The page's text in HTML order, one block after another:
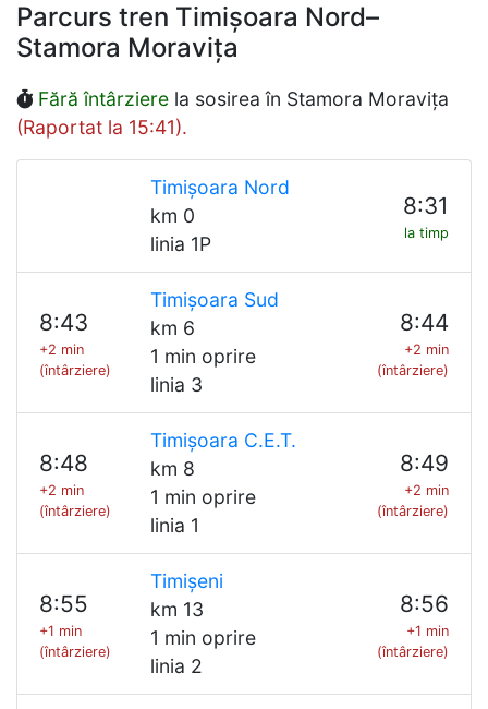
Parcurs tren Timișoara Nord–
Stamora Moravița
Fără întârziere la sosirea în Stamora Moravița
(Raportat la 15:41).
Timișoara Nord
km 0
linia 1P
8:31
la timp
8:43
+2 min
(întârziere)
Timișoara Sud
km 6
1 min oprire
linia 3
8:44
+2 min
(întârziere)
8:48
+2 min
(întârziere)
Timișoara C.E.T.
km 8
1 min oprire
linia 1
8:49
+2 min
(întârziere)
8:55
+1 min
(întârziere)
Timișeni
km 13
1 min oprire
linia 2
8:56
+1 min
(întârziere)